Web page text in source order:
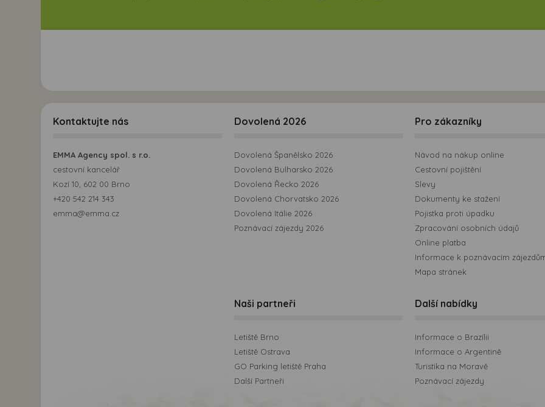
Kontaktujte nás
EMMA Agency spol. s r.o.
cestovní kancelář
Kozí 10, 602 00 Brno
+420 542 214 343
emma@emma.cz
Dovolená 2026
Dovolená Španělsko 2026
Dovolená Bulharsko 2026
Dovolená Řecko 2026
Dovolená Chorvatsko 2026
Dovolená Itálie 2026
Poznávací zájezdy 2026
Pro zákazníky
Návod na nákup online
Cestovní pojištění
Slevy
Dokumenty ke stažení
Pojistka proti úpadku
Zpracování osobních údajů
Online platba
Informace k poznávacím
Mapa stránek
Naši partneři
Letiště Brno
Letiště Ostrava
GO Parking letiště Praha
Další Partneři
Další nabídky
Informace o Brazílii
Informace o Argentině
Turistika na Moravě
Poznávací zájezdy